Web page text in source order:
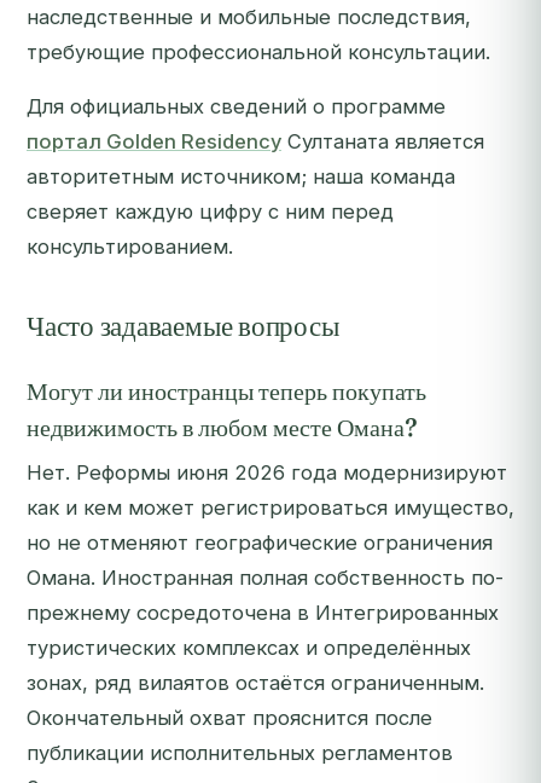
наследственные и мобильные последствия,
требующие профессиональной консультации.
Для официальных сведений о программе
портал Golden Residency Султаната является
авторитетным источником; наша команда
сверяет каждую цифру с ним перед
консультированием.
Часто задаваемые вопросы
Могут ли иностранцы теперь покупать
недвижимость в любом месте Омана?
Нет. Реформы июня 2026 года модернизируют
как и кем может регистрироваться имущество,
но не отменяют географические ограничения
Омана. Иностранная полная собственность по-
прежнему сосредоточена в Интегрированных
туристических комплексах и определённых
зонах, ряд вилаятов остаётся ограниченным.
Окончательный охват прояснится после
публикации исполнительных регламентов